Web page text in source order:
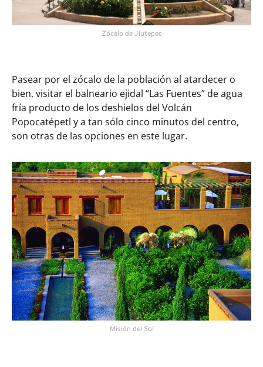
Zócalo de Jiutepec
Pasear por el zócalo de la población al atardecer o
bien, visitar el balneario ejidal “Las Fuentes” de agua
fría producto de los deshielos del Volcán
Popocatépetl y a tan sólo cinco minutos del centro,
son otras de las opciones en este lugar.
Misión del Sol